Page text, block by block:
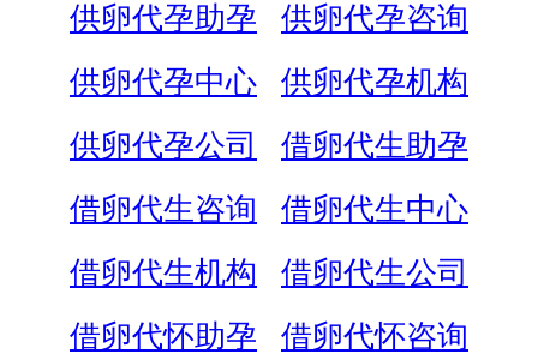
供卵代孕助孕
供卵代孕咨询
供卵代孕中心
供卵代孕机构
供卵代孕公司
借卵代生助孕
借卵代生咨询
借卵代生中心
借卵代生机构
借卵代生公司
借卵代怀助孕
借卵代怀咨询